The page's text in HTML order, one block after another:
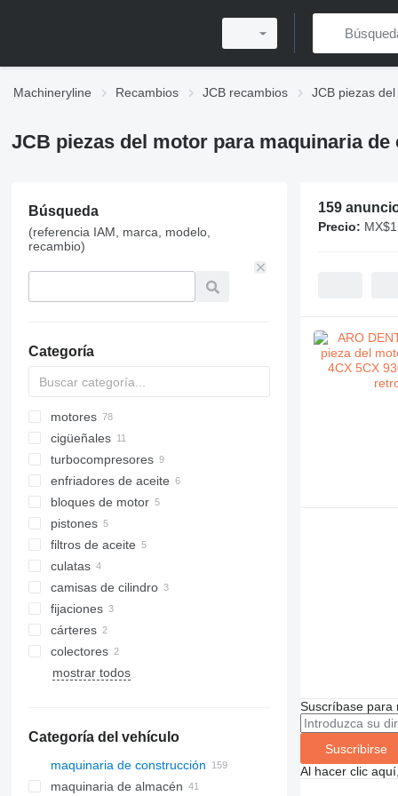
Machineryline Recambios JCB recambios JCB piezas
JCB piezas del motor para maquinaria
Búsqueda
(referencia IAM, marca, modelo,
recambio)
Categoría
motores
cigüeñales
turbocompresores
enfriadores de aceite
bloques de motor
pistones
filtros de aceite
culatas
camisas de cilindro
fijaciones
cárteres
colectores
mostrar todos
Categoría del vehículo
maquinaria de construcción
excavadoras
maquinaria de almacén
159
Precio:
Suscríbase para
Suscribirse
Al hacer clic